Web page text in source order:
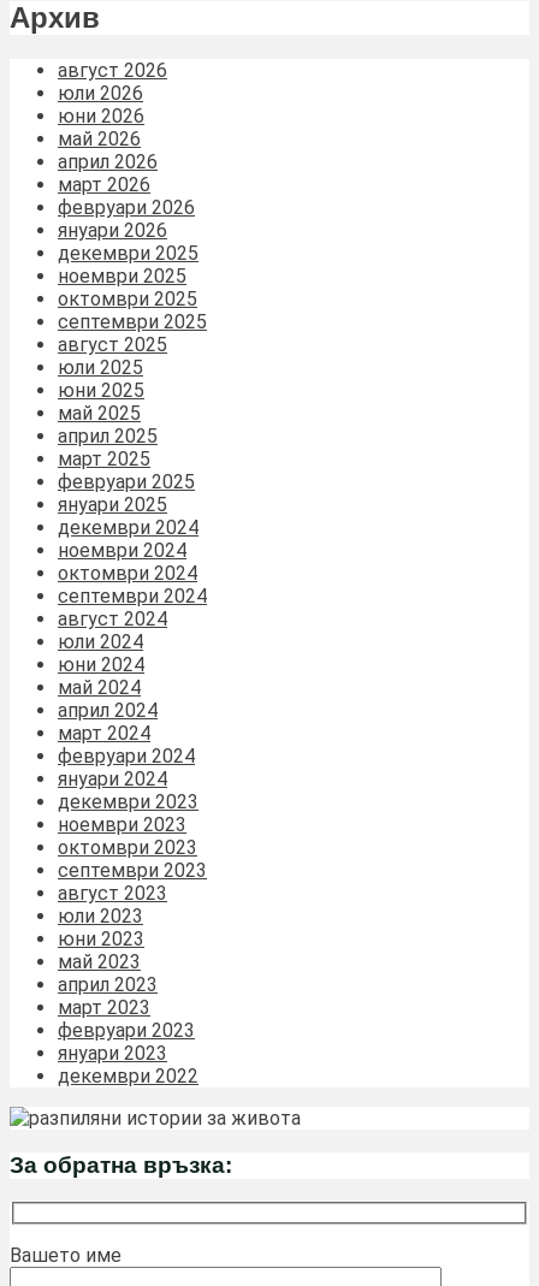
Архив
август 2026
юли 2026
юни 2026
май 2026
април 2026
март 2026
февруари 2026
януари 2026
декември 2025
ноември 2025
октомври 2025
септември 2025
август 2025
юли 2025
юни 2025
май 2025
април 2025
март 2025
февруари 2025
януари 2025
декември 2024
ноември 2024
октомври 2024
септември 2024
август 2024
юли 2024
юни 2024
май 2024
април 2024
март 2024
февруари 2024
януари 2024
декември 2023
ноември 2023
октомври 2023
септември 2023
август 2023
юли 2023
юни 2023
май 2023
април 2023
март 2023
февруари 2023
януари 2023
декември 2022
За обратна връзка:
Вашето име